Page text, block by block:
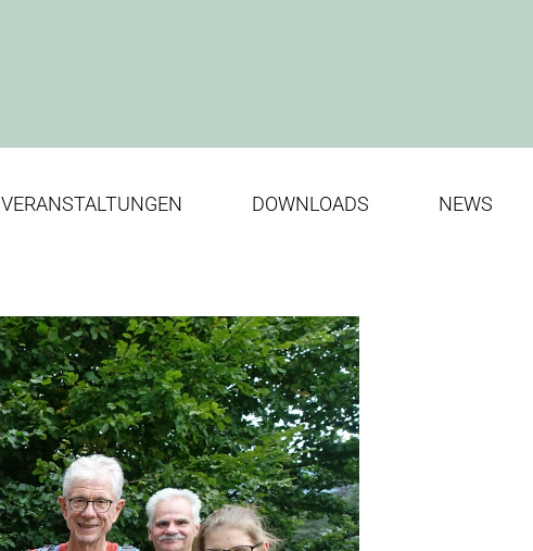
VERANSTALTUNGEN DOWNLOADS NEWS